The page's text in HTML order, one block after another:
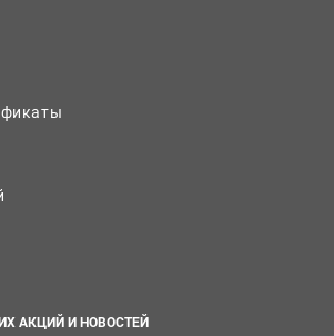
АКЦИЙ И НОВОСТЕЙ